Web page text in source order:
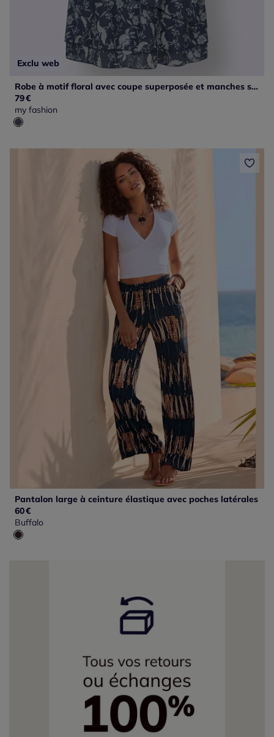
Exclu web
Robe à motif floral avec coupe superposée et manches sans manches
79€
my fashion
Pantalon large à ceinture élastique avec poches latérales
60€
Buffalo